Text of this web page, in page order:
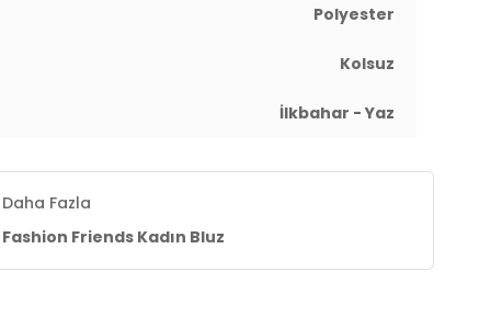
Polyester
Kolsuz
İlkbahar - Yaz
Daha Fazla
Fashion Friends Kadın Bluz